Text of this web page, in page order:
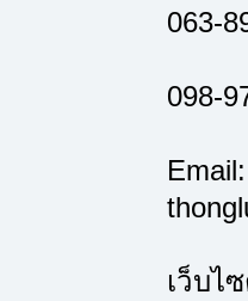
063-
098-
Email:
เว็บไ